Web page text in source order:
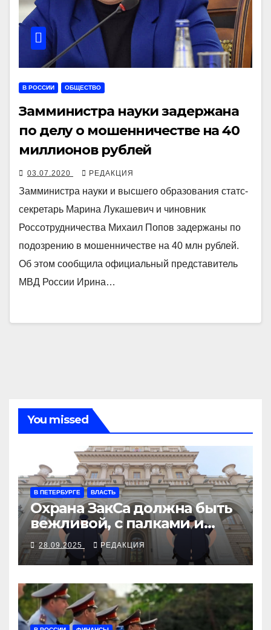
В РОССИИ ОБЩЕСТВО
Замминистра науки задержана
по делу о мошенничестве на 40
миллионов рублей
03.07.2020 РЕДАКЦИЯ
Замминистра науки и высшего образования статс-
секретарь Марина Лукашевич и чиновник
Россотрудничества Михаил Попов задержаны по
подозрению в мошенничестве на 40 млн рублей.
Об этом сообщила официальный представитель
МВД России Ирина…
You missed
В ПЕТЕРБУРГЕ ВЛАСТЬ
Охрана ЗакСа должна быть
вежливой, с палками и
наручниками
28.09.2025 РЕДАКЦИЯ